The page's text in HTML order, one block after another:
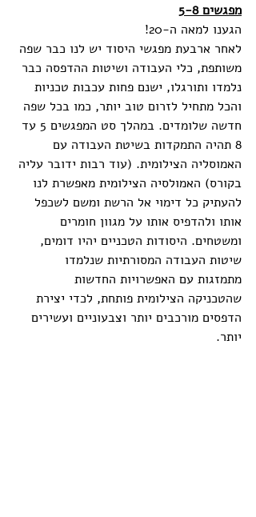
מפגשים 5-8
הגענו למאה ה-20!
לאחר ארבעת מפגשי היסוד יש לנו כבר שפה
משותפת, כלי העבודה ושיטות ההדפסה כבר
נלמדו ותורגלו, ישנם פחות עכבות טכניות
והכל מתחיל לזרום טוב יותר, כמו בכל שפה
חדשה שלומדים. במהלך סט המפגשים 5 עד
8 תהיה התמקדות בשיטת העבודה עם
האמוסליה הצילומית. (עוד רבות ידובר עליה
בקורס) האמולסיה הצילומית מאפשרת לנו
להעתיק כל דימוי אל הרשת ומשם לשכפל
אותו ולהדפיס אותו על מגוון חומרים
ומשטחים. היסודות הטכניים יהיו דומים,
שיטות העבודה המסורתיות שנלמדו
מתמזגות עם האפשרויות החדשות
שהטכניקה הצילומית פותחת, לכדי יצירת
הדפסים מורכבים יותר וצבעוניים ועשירים
יותר.